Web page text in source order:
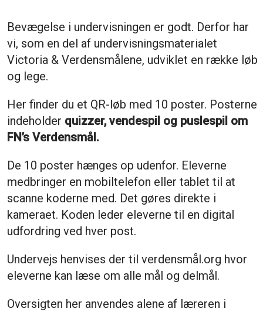
Bevægelse i undervisningen er godt. Derfor har
vi, som en del af undervisningsmaterialet
Victoria & Verdensmålene, udviklet en række løb
og lege.
Her finder du et QR-løb med 10 poster. Posterne
indeholder quizzer, vendespil og puslespil om
FN’s Verdensmål.
De 10 poster hænges op udenfor. Eleverne
medbringer en mobiltelefon eller tablet til at
scanne koderne med. Det gøres direkte i
kameraet. Koden leder eleverne til en digital
udfordring ved hver post.
Undervejs henvises der til verdensmål.org hvor
eleverne kan læse om alle mål og delmål.
Oversigten her anvendes alene af læreren i